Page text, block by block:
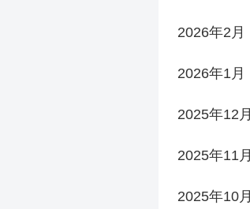
2026年2月
2026年1月
2025年12月
2025年11月
2025年10月